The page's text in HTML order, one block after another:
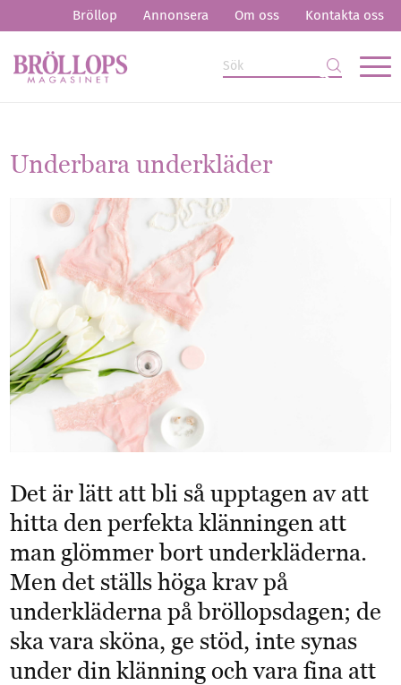
Bröllop Annonsera Om oss Kontakta oss
Underbara underkläder
Det är lätt att bli så upptagen av att
hitta den perfekta klänningen att
man glömmer bort underkläderna.
Men det ställs höga krav på
underkläderna på bröllopsdagen; de
ska vara sköna, ge stöd, inte synas
under din klänning och vara fina att